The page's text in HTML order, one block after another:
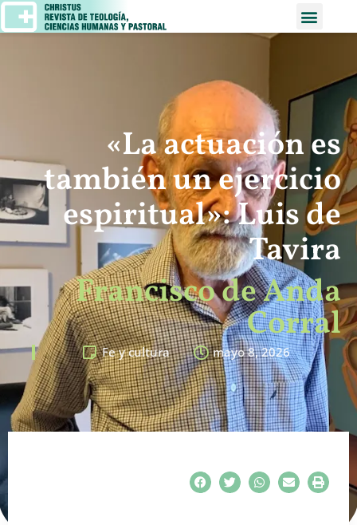
«La actuación es
también un ejercicio
espiritual»: Luis de
Tavira
Francisco de Anda
Corral
Fe y cultura mayo 8, 2026